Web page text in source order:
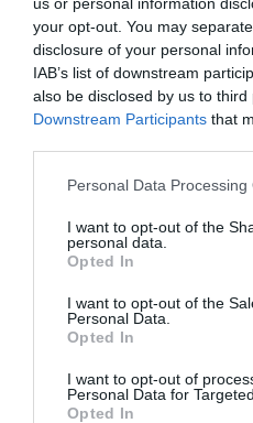
your opt-out. You may
disclosure of your personal
IAB’s list of downstream
also be disclosed by us to third
Downstream Participants that
Personal Data Processing
I want to opt-out of the
personal data.
Opted In
I want to opt-out of the
Personal Data.
Opted In
I want to opt-out of
Personal Data for
Opted In
ΔΕΊΤΕ ΕΠΊΣΗΣ...